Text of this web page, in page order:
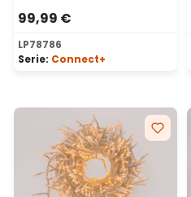
99,99 €
LP78786
Serie: Connect+